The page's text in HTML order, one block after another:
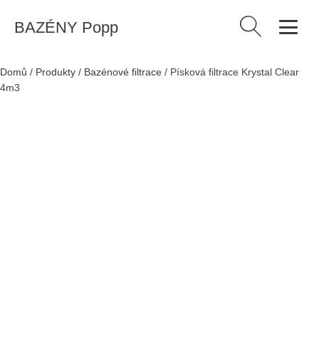
BAZÉNY Popp Vyhledávání
Domů / Produkty / Bazénové filtrace / Písková filtrace Krystal Clear
4m3